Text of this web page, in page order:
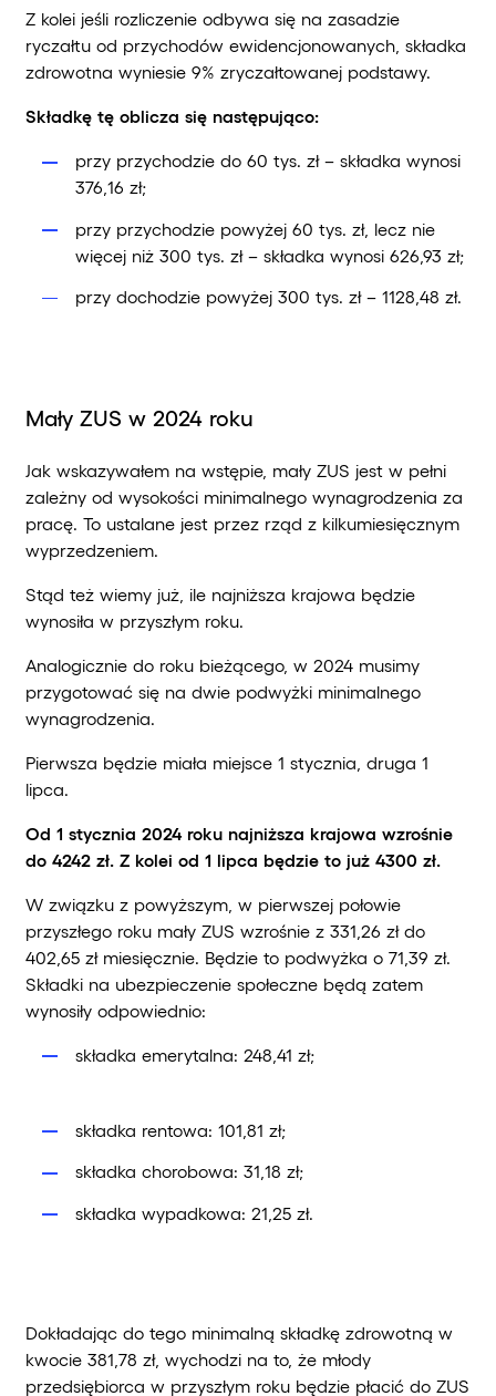
Z kolei jeśli rozliczenie odbywa się na zasadzie
ryczałtu od przychodów ewidencjonowanych, składka
zdrowotna wyniesie 9% zryczałtowanej podstawy.
Składkę tę oblicza się następująco:
przy przychodzie do 60 tys. zł – składka wynosi
376,16 zł;
przy przychodzie powyżej 60 tys. zł, lecz nie
więcej niż 300 tys. zł – składka wynosi 626,93 zł;
przy dochodzie powyżej 300 tys. zł – 1128,48 zł.
Mały ZUS w 2024 roku
Jak wskazywałem na wstępie, mały ZUS jest w pełni
zależny od wysokości minimalnego wynagrodzenia za
pracę. To ustalane jest przez rząd z kilkumiesięcznym
wyprzedzeniem.
Stąd też wiemy już, ile najniższa krajowa będzie
wynosiła w przyszłym roku.
Analogicznie do roku bieżącego, w 2024 musimy
przygotować się na dwie podwyżki minimalnego
wynagrodzenia.
Pierwsza będzie miała miejsce 1 stycznia, druga 1
lipca.
Od 1 stycznia 2024 roku najniższa krajowa wzrośnie
do 4242 zł. Z kolei od 1 lipca będzie to już 4300 zł.
W związku z powyższym, w pierwszej połowie
przyszłego roku mały ZUS wzrośnie z 331,26 zł do
402,65 zł miesięcznie. Będzie to podwyżka o 71,39 zł.
Składki na ubezpieczenie społeczne będą zatem
wynosiły odpowiednio:
składka emerytalna: 248,41 zł;
składka rentowa: 101,81 zł;
składka chorobowa: 31,18 zł;
składka wypadkowa: 21,25 zł.
Dokładając do tego minimalną składkę zdrowotną w
kwocie 381,78 zł, wychodzi na to, że młody
przedsiębiorca w przyszłym roku będzie płacić do ZUS